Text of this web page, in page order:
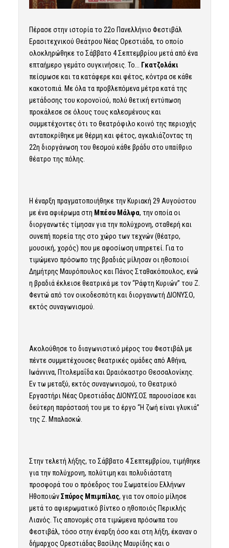
Πέρασε στην ιστορία το 22ο Πανελλήνιο Φεστιβάλ
Ερασιτεχνικού Θεάτρου Νέας Ορεστιάδα, το οποίο
ολοκληρώθηκε το Σάββατο 4 Σεπτεμβρίου μετά από ένα
επταήμερο γεμάτο συγκινήσεις. Το… Γκατζολάκι
πείσμωσε και τα κατάφερε και φέτος, κόντρα σε κάθε
κακοτοπιά. Με όλα τα προβλεπόμενα μέτρα κατά της
μετάδοσης του κορονοϊού, πολύ θετική εντύπωση
προκάλεσε σε όλους τους καλεσμένους και
συμμετέχοντες ότι το θεατρόφιλο κοινό της περιοχής
ανταποκρίθηκε με θέρμη και φέτος, αγκαλιάζοντας τη
22η διοργάνωση του θεσμού κάθε βράδυ στο υπαίθριο
θέατρο της πόλης.
Η έναρξη πραγματοποιήθηκε την Κυριακή 29 Αυγούστου
με ένα αφιέρωμα στη Μπέσυ Μάλφα, την οποία οι
διοργανωτές τίμησαν για την πολύχρονη, σταθερή και
συνεπή πορεία της στο χώρο των τεχνών (θέατρο,
μουσική, χορός) που με αφοσίωση υπηρετεί. Για το
τιμώμενο πρόσωπο της βραδιάς μίλησαν οι ηθοποιοί
Δημήτρης Μαυρόπουλος και Πάνος Σταθακόπουλος, ενώ
η βραδιά έκλεισε θεατρικά με τον “Ράφτη Κυριών” του Ζ.
Φεντώ από τον οικοδεσπότη και διοργανωτή ΔΙΟΝΥΣΟ,
εκτός συναγωνισμού.
Ακολούθησε το διαγωνιστικό μέρος του Φεστιβάλ με
πέντε συμμετέχουσες θεατρικές ομάδες από Αθήνα,
Ιωάννινα, Πτολεμαΐδα και Ωραιόκαστρο Θεσσαλονίκης.
Εν τω μεταξύ, εκτός συναγωνισμού, το Θεατρικό
Εργαστήρι Νέας Ορεστιάδας ΔΙΟΝΥΣΟΣ παρουσίασε και
δεύτερη παράστασή του με το έργο “Η ζωή είναι γλυκιά”
της Ζ. Μπαλασκώ.
Στην τελετή λήξης, το Σάββατο 4 Σεπτεμβρίου, τιμήθηκε
για την πολύχρονη, πολύτιμη και πολυδιάστατη
προσφορά του ο πρόεδρος του Σωματείου Ελλήνων
ΗθοποιώνΣπύρος Μπιμπίλας, για τον οποίο μίλησε
μετά το αφιερωματικό βίντεο ο ηθοποιός Περικλής
Λιανός. Τις απονομές στα τιμώμενα πρόσωπα του
Φεστιβάλ, τόσο στην έναρξη όσο και στη λήξη, έκαναν ο
δήμαρχος Ορεστιάδας Βασίλης Μαυρίδης και ο